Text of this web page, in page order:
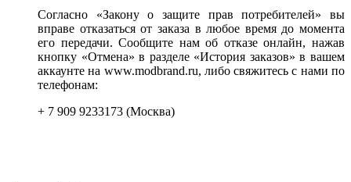
Согласно «Закону о защите прав потребителей» вы
вправе отказаться от заказа в любое время до момента
его передачи. Сообщите нам об отказе онлайн, нажав
кнопку «Отмена» в разделе «История заказов» в вашем
аккаунте на www.modbrand.ru, либо свяжитесь с нами по
телефонам:
+ 7 909 9233173 (Москва)